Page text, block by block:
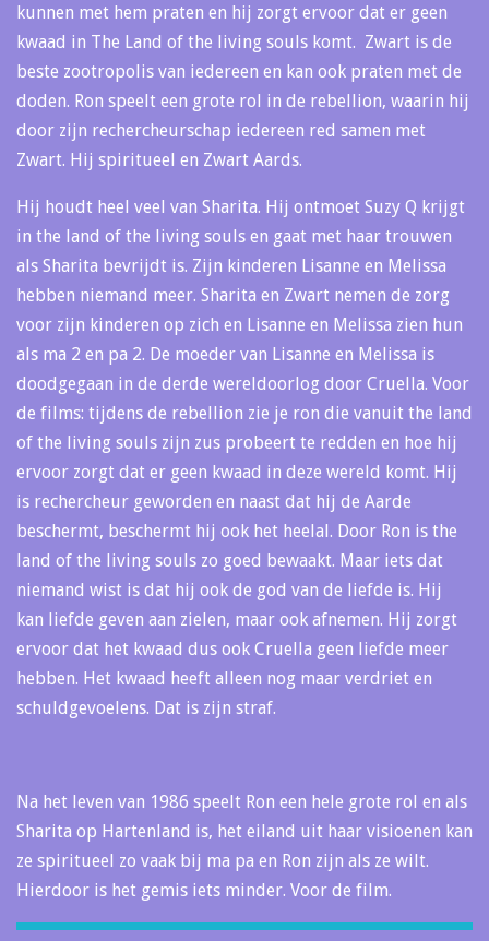
kunnen met hem praten en hij zorgt ervoor dat er geen
kwaad in The Land of the living souls komt. Zwart is de
beste zootropolis van iedereen en kan ook praten met de
doden. Ron speelt een grote rol in de rebellion, waarin hij
door zijn rechercheurschap iedereen red samen met
Zwart. Hij spiritueel en Zwart Aards.
Hij houdt heel veel van Sharita. Hij ontmoet Suzy Q krijgt
in the land of the living souls en gaat met haar trouwen
als Sharita bevrijdt is. Zijn kinderen Lisanne en Melissa
hebben niemand meer. Sharita en Zwart nemen de zorg
voor zijn kinderen op zich en Lisanne en Melissa zien hun
als ma 2 en pa 2. De moeder van Lisanne en Melissa is
doodgegaan in de derde wereldoorlog door Cruella. Voor
de films: tijdens de rebellion zie je ron die vanuit the land
of the living souls zijn zus probeert te redden en hoe hij
ervoor zorgt dat er geen kwaad in deze wereld komt. Hij
is rechercheur geworden en naast dat hij de Aarde
beschermt, beschermt hij ook het heelal. Door Ron is the
land of the living souls zo goed bewaakt. Maar iets dat
niemand wist is dat hij ook de god van de liefde is. Hij
kan liefde geven aan zielen, maar ook afnemen. Hij zorgt
ervoor dat het kwaad dus ook Cruella geen liefde meer
hebben. Het kwaad heeft alleen nog maar verdriet en
schuldgevoelens. Dat is zijn straf.
Na het leven van 1986 speelt Ron een hele grote rol en als
Sharita op Hartenland is, het eiland uit haar visioenen kan
ze spiritueel zo vaak bij ma pa en Ron zijn als ze wilt.
Hierdoor is het gemis iets minder. Voor de film.